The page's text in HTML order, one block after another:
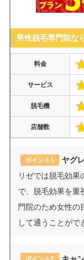
男性脱毛専門院な
料金
サービス
脱毛機
店舗数
ポイント1
ヤグ
リゼでは脱毛効果
で、脱毛効果を重
門院のため女性の
して通うことがで
ポイント2